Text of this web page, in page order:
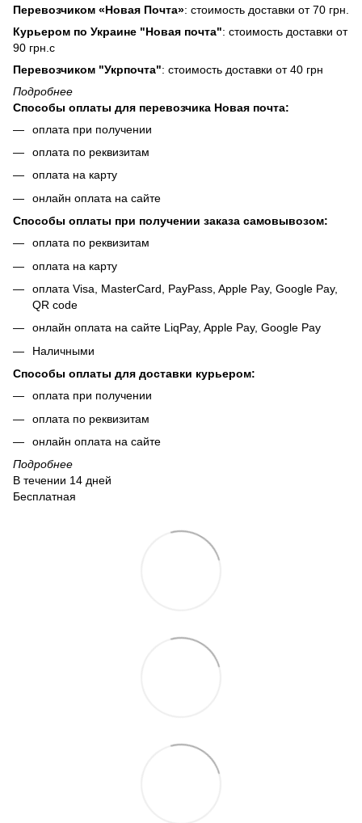
Перевозчиком «Новая Почта»: стоимость доставки от 70 грн.
Курьером по Украине "Новая почта": стоимость доставки от
90 грн.с
Перевозчиком "Укрпочта": стоимость доставки от 40 грн
Подробнее
Способы оплаты для перевозчика Новая почта:
оплата при получении
оплата по реквизитам
оплата на карту
онлайн оплата на сайте
Способы оплаты при получении заказа самовывозом:
оплата по реквизитам
оплата на карту
оплата Visa, MasterCard, PayPass, Apple Pay, Google Pay,
QR code
онлайн оплата на сайте LiqPay, Apple Pay, Google Pay
Наличными
Способы оплаты для доставки курьером:
оплата при получении
оплата по реквизитам
онлайн оплата на сайте
Подробнее
В течении 14 дней
Бесплатная